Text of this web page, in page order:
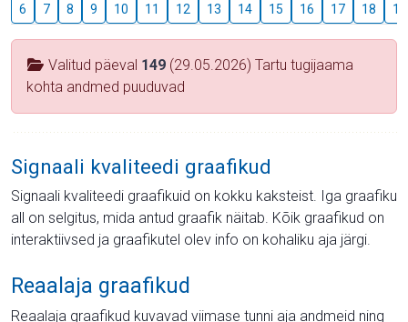
6 7 8 9 10 11 12 13 14 15 16 17 18 19
Valitud päeval 149 (29.05.2026) Tartu tugijaama
kohta andmed puuduvad
Signaali kvaliteedi graafikud
Signaali kvaliteedi graafikuid on kokku kaksteist. Iga graafiku
all on selgitus, mida antud graafik näitab. Kõik graafikud on
interaktiivsed ja graafikutel olev info on kohaliku aja järgi.
Reaalaja graafikud
Reaalaja graafikud kuvavad viimase tunni aja andmeid ning